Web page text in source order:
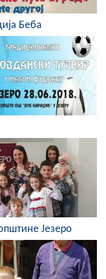
језеро
Беба
Језеро